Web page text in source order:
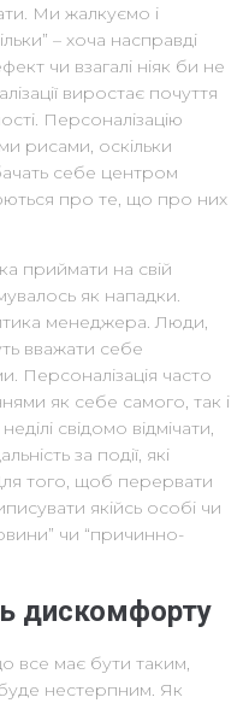
Ми жалкуємо і
– хоча насправді
чи взагалі ніяк би не
виростає почуття
Персоналізацію
рисами, оскільки
себе центром
про те, що про них
приймати на свій
як нападки.
менеджера. Люди,
вважати себе
Персоналізація часто
як себе самого, так і
свідомо відмічати,
за події, які
того, щоб перервати
якійсь особі чи
чи “причинно-
дискомфорту
все має бути таким,
нестерпним. Як